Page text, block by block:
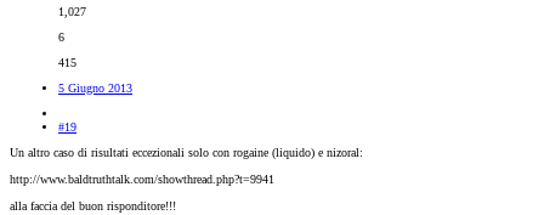
1,027
6
415
5 Giugno 2013
#19
Un altro caso di risultati eccezionali solo con rogaine (liquido) e nizoral:
http://www.baldtruthtalk.com/showthread.php?t=9941
alla faccia del buon risponditore!!!